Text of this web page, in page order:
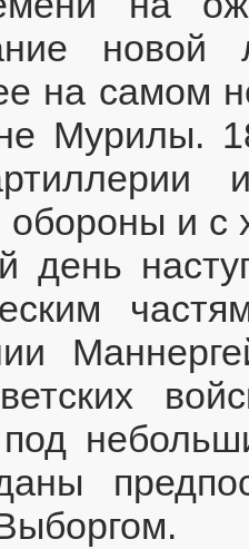
новой
на самом
Мурилы.
обороны и
день